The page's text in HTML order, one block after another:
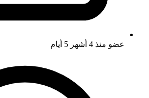
عضو منذ 4 أشهر 5 أيام